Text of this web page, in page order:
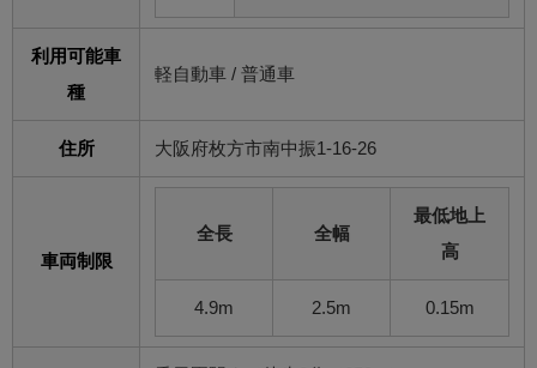
利用可能車
種
軽自動車 / 普通車
住所 大阪府枚方市南中振1-16-26
車両制限
全長 全幅
最低地上
高
4.9m 2.5m 0.15m